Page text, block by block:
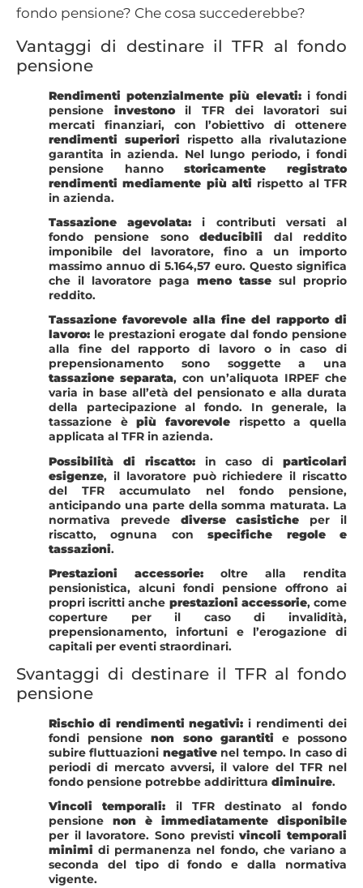
fondo pensione? Che cosa succederebbe?
Vantaggi di destinare il TFR al fondo
pensione
Rendimenti potenzialmente più elevati:i fondi
pensione investonoil TFR dei lavoratori sui
mercati finanziari, con l’obiettivo di ottenere
rendimenti superiori rispetto alla rivalutazione
garantita in azienda. Nel lungo periodo, i fondi
pensione hannostoricamente registrato
rendimenti mediamente più alti rispetto al TFR
in azienda.
Tassazione agevolata: i contributi versati al
fondo pensione sonodeducibili dal reddito
imponibile del lavoratore, fino a un importo
massimo annuo di 5.164,57 euro. Questo significa
che il lavoratore paga meno tasse sul proprio
reddito.
Tassazione favorevole alla fine del rapporto di
lavoro: le prestazioni erogate dal fondo pensione
alla fine del rapporto di lavoro o in caso di
prepensionamento sono soggette a una
tassazione separata, con un’aliquota IRPEF che
varia in base all’età del pensionato e alla durata
della partecipazione al fondo. In generale, la
tassazione èpiù favorevole rispetto a quella
applicata al TFR in azienda.
Possibilità di riscatto:in caso diparticolari
esigenze, il lavoratore può richiedere il riscatto
del TFR accumulato nel fondo pensione,
anticipando una parte della somma maturata. La
normativa prevede diverse casistiche per il
riscatto, ognuna conspecifiche regole e
tassazioni.
Prestazioni accessorie: oltre alla rendita
pensionistica, alcuni fondi pensione offrono ai
propri iscritti anche prestazioni accessorie, come
coperture per il caso di invalidità,
prepensionamento, infortuni e l’erogazione di
capitali per eventi straordinari.
Svantaggi di destinare il TFR al fondo
pensione
Rischio di rendimenti negativi: i rendimenti dei
fondi pensionenon sono garantiti e possono
subire fluttuazioni negative nel tempo. In caso di
periodi di mercato avversi, il valore del TFR nel
fondo pensione potrebbe addirittura diminuire.
Vincoli temporali: il TFR destinato al fondo
pensione non è immediatamente disponibile
per il lavoratore. Sono previstivincoli temporali
minimi di permanenza nel fondo, che variano a
seconda del tipo di fondo e dalla normativa
vigente.